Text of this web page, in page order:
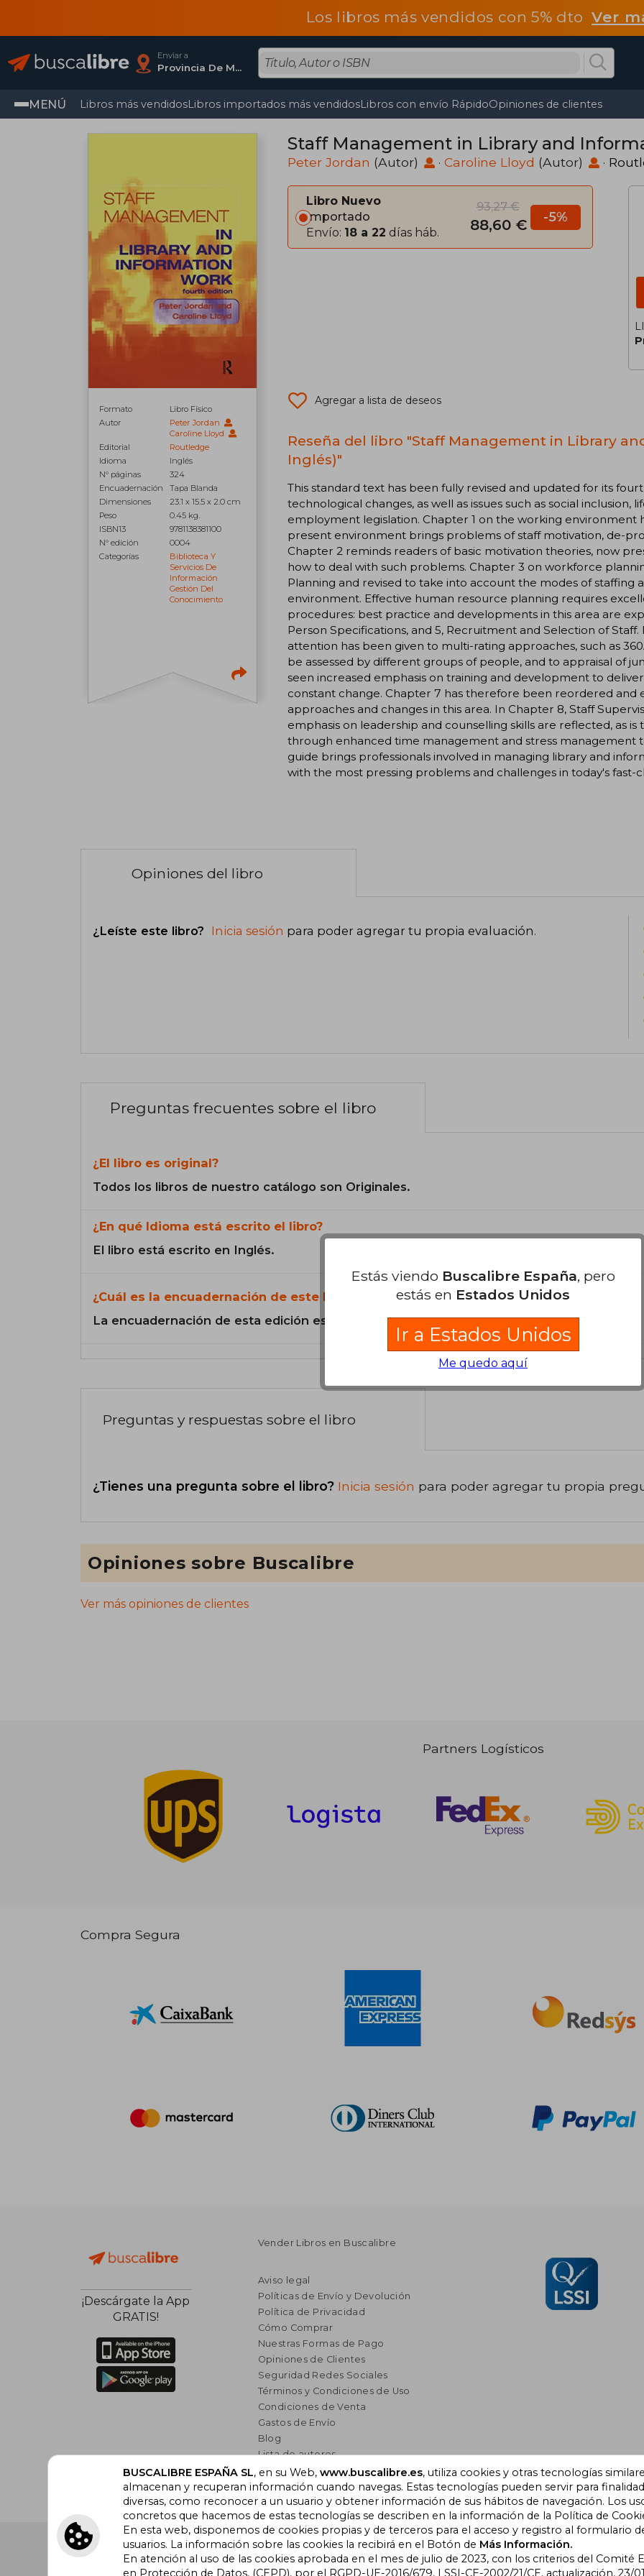
Los libros más vendidos con 5% dtoVer
Enviar a
Provincia De Madrid
MENÚ Libros más vendidosLibros importados más vendidosLibros con envío RápidoOpiniones de clientes
Formato
Libro Físico
Autor
Peter Jordan
Caroline Lloyd
Editorial
Routledge
Idioma
Inglés
N° páginas
324
Encuadernación
Tapa Blanda
Dimensiones
23.1 x 15.5 x 2.0 cm
Peso
0.45 kg.
ISBN13
9781138381100
N° edición
0004
Categorías
Biblioteca Y
Servicios De
Información
Gestión Del
Conocimiento
Staff Management in Library and
Peter Jordan (Autor) · Caroline Lloyd (Autor) ·
Libro Nuevo
Importado
Envío: 18 a 22 días háb.
93,27 €
88,60 € -5%
Agregar a lista de deseos
Reseña del libro "Staff Management in Library
Inglés)"
This standard text has been fully revised and updated for its
technological changes, as well as issues such as social inclusion,
employment legislation. Chapter 1 on the working
present environment brings problems of staff motivation, de-
Chapter 2 reminds readers of basic motivation theories, now
how to deal with such problems. Chapter 3 on workforce
Planning and revised to take into account the modes of
environment. Effective human resource planning requires
procedures: best practice and developments in this area are
Person Specifications, and 5, Recruitment and Selection of
attention has been given to multi-rating approaches, such as
be assessed by different groups of people, and to appraisal of
seen increased emphasis on training and development to
constant change. Chapter 7 has therefore been reordered
approaches and changes in this area. In Chapter 8, Staff
emphasis on leadership and counselling skills are reflected, as
through enhanced time management and stress management
guide brings professionals involved in managing library and
with the most pressing problems and challenges in today's fast-
Opiniones del libro
¿Leíste este libro? Inicia sesión para poder agregar tu propia evaluación.
Preguntas frecuentes sobre el libro
¿El libro es original?
Todos los libros de nuestro catálogo son Originales.
¿En qué Idioma está escrito el libro?
El libro está escrito en Inglés.
¿Cuál es la encuadernación de este libro?
La encuadernación de esta edición es Tapa Blanda.
Preguntas y respuestas sobre el libro
¿Tienes una pregunta sobre el libro? Inicia sesión para poder agregar tu propia
Opiniones sobre Buscalibre
Ver más opiniones de clientes
Partners Logísticos
Compra Segura
¡Descárgate la App
GRATIS!
Vender Libros en Buscalibre
Aviso legal
Políticas de Envío y Devolución
Política de Privacidad
Cómo Comprar
Nuestras Formas de Pago
Opiniones de Clientes
Seguridad Redes Sociales
Términos y Condiciones de Uso
Condiciones de Venta
Gastos de Envío
Blog
Lista de autores
Incentivo a la Lectura
Libros Recomendados
Buscalibre España . Calle Energía, 65, Nave 3 (08940), Cornellà de Llobregat,
Barcelona. Derechos Reservados.
Estás viendo Buscalibre España, pero
estás en Estados Unidos
Ir a Estados Unidos
Me quedo aquí
BUSCALIBRE ESPAÑA SL, en su Web, www.buscalibre.es, utiliza cookies y otras tecnologías
almacenan y recuperan información cuando navegas. Estas tecnologías pueden servir para
diversas, como reconocer a un usuario y obtener información de sus hábitos de navegación. Los
concretos que hacemos de estas tecnologías se describen en la información de la Política de
En esta web, disponemos de cookies propias y de terceros para el acceso y registro al formulario
usuarios. La información sobre las cookies la recibirá en el Botón de Más Información.
En atención al uso de las cookies aprobada en el mes de julio de 2023, con los criterios del Comité
en Protección de Datos, (CEPD), por el RGPD-UE-2016/679, LSSI-CE-2002/21/CE, actualización, 23/